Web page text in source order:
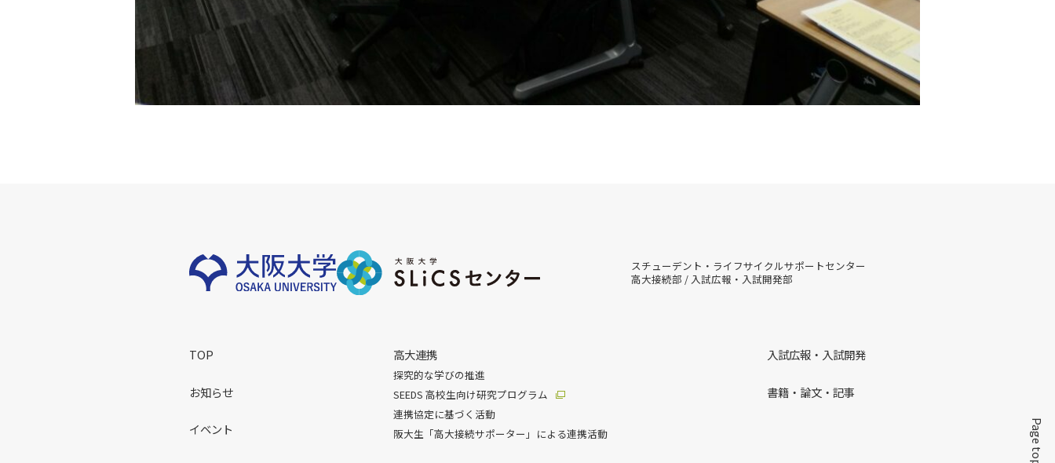
スチューデント・ライフサイクルサポートセンター
高大接続部 / 入試広報・入試開発部
TOP
お知らせ
イベント
高大連携
探究的な学びの推進
SEEDS 高校生向け研究プログラム
連携協定に基づく活動
阪大生「高大接続サポーター」による連携活動
入試広報・入試開発
書籍・論文・記事
Page top